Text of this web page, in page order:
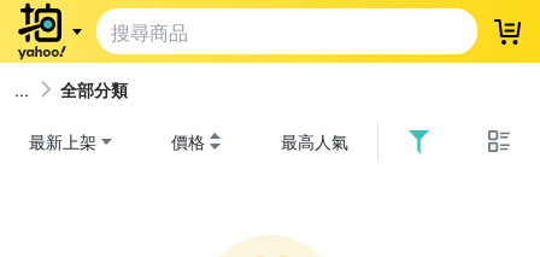
登
全部分類
最新上架 價格 最高人氣